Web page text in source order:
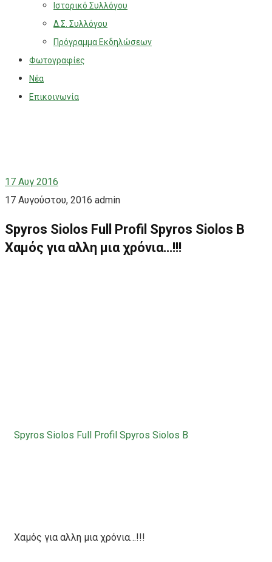
Ιστορικό Συλλόγου
Δ.Σ. Συλλόγου
Πρόγραμμα Εκδηλώσεων
Φωτογραφίες
Νέα
Επικοινωνία
17 Αυγ 2016
17 Αυγούστου, 2016 admin
Spyros Siolos Full Profil Spyros Siolos B
Χαμός για αλλη μια χρόνια…!!!
Spyros Siolos Full Profil Spyros Siolos B
Χαμός για αλλη μια χρόνια…!!!